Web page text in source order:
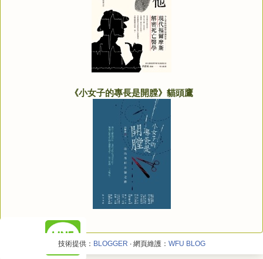
《小女子的專長是開膛》貓頭鷹
技術提供： BLOGGER ‧ 網頁維護： WFU BLOG